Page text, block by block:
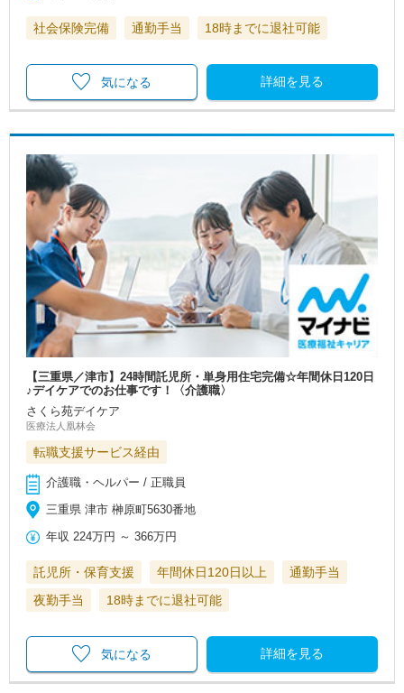
社会保険完備 通勤手当 18時までに退社可能
詳細を見る
気になる
【三重県／津市】24時間託児所・単身用住宅完備☆年間休日120日
♪デイケアでのお仕事です！〈介護職〉
さくら苑デイケア
医療法人凰林会
転職支援サービス経由
介護職・ヘルパー / 正職員
三重県 津市 榊原町5630番地
年収 224万円 ～366万円
託児所・保育支援 年間休日120日以上
通勤手当
夜勤手当
18時までに退社可能
詳細を見る
気になる